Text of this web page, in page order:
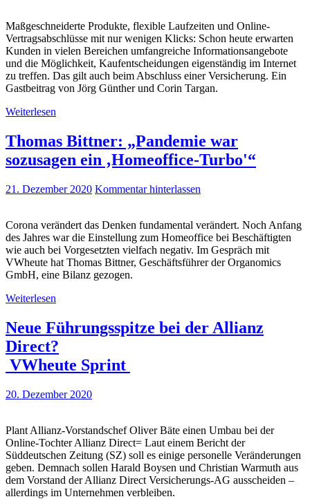
Maßgeschneiderte Produkte, flexible Laufzeiten und Online-
Vertragsabschlüsse mit nur wenigen Klicks: Schon heute erwarten
Kunden in vielen Bereichen umfangreiche Informationsangebote
und die Möglichkeit, Kaufentscheidungen eigenständig im Internet
zu treffen. Das gilt auch beim Abschluss einer Versicherung. Ein
Gastbeitrag von Jörg Günther und Corin Targan.
Weiterlesen
Thomas Bittner: „Pandemie war
sozusagen ein ‚Homeoffice-Turbo'“
21. Dezember 2020 Kommentar hinterlassen
Corona verändert das Denken fundamental verändert. Noch Anfang
des Jahres war die Einstellung zum Homeoffice bei Beschäftigten
wie auch bei Vorgesetzten vielfach negativ. Im Gespräch mit
VWheute hat Thomas Bittner, Geschäftsführer der Organomics
GmbH, eine Bilanz gezogen.
Weiterlesen
Neue Führungsspitze bei der Allianz
Direct?
VWheute Sprint
20. Dezember 2020
Plant Allianz-Vorstandschef Oliver Bäte einen Umbau bei der
Online-Tochter Allianz Direct= Laut einem Bericht der
Süddeutschen Zeitung (SZ) soll es einige personelle Veränderungen
geben. Demnach sollen Harald Boysen und Christian Warmuth aus
dem Vorstand der Allianz Direct Versicherungs-AG ausscheiden –
allerdings im Unternehmen verbleiben.